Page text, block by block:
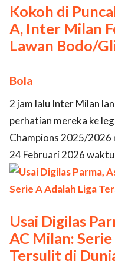
Kokoh di
A, Inter Milan
Lawan Bodo/
Bola
2 jam lalu Inter Milan
perhatian mereka ke
Champions 2025/2026
24 Februari 2026
Usai Digilas
AC Milan:
Tersulit di